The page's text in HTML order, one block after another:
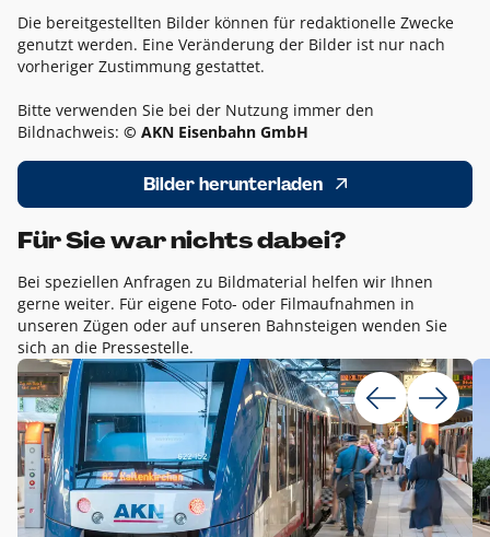
Die bereitgestellten Bilder können für redaktionelle Zwecke
genutzt werden. Eine Veränderung der Bilder ist nur nach
vorheriger Zustimmung gestattet.
Bitte verwenden Sie bei der Nutzung immer den
Bildnachweis: © AKN Eisenbahn GmbH
Bilder herunterladen
Für Sie war nichts dabei?
Bei speziellen Anfragen zu Bildmaterial helfen wir Ihnen
gerne weiter. Für eigene Foto- oder Filmaufnahmen in
unseren Zügen oder auf unseren Bahnsteigen wenden Sie
sich an die Pressestelle.